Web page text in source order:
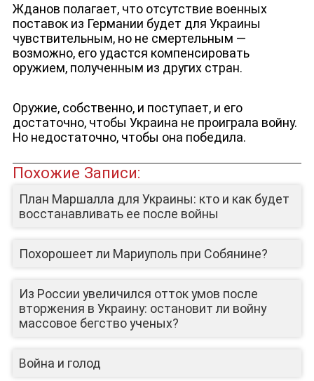
ЛИЦА КАНАЛА
Жданов полагает, что отсутствие военных
поставок из Германии будет для Украины
чувствительным, но не смертельным —
возможно, его удастся компенсировать
оружием, полученным из других стран.
Оружие, собственно, и поступает, и его
достаточно, чтобы Украина не проиграла войну.
Но недостаточно, чтобы она победила.
Похожие Записи:
План Маршалла для Украины: кто и как будет
восстанавливать ее после войны
Похорошеет ли Мариуполь при Собянине?
Из России увеличился отток умов после
вторжения в Украину: остановит ли войну
массовое бегство ученых?
Война и голод